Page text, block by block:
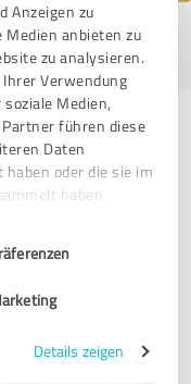
Anzeigen zu
anbieten zu
zu analysieren.
Verwendung
Medien,
führen diese
Daten
oder die sie im
haben.
Details zeigen
06.05.2026|Profil
IT-